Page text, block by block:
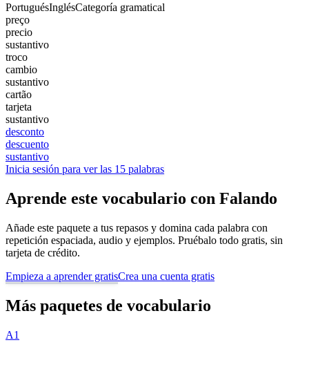
PortuguésInglésCategoría gramatical
preço
precio
sustantivo
troco
cambio
sustantivo
cartão
tarjeta
sustantivo
desconto
descuento
sustantivo
Inicia sesión para ver las 15 palabras
Aprende este vocabulario con Falando
Añade este paquete a tus repasos y domina cada palabra con
repetición espaciada, audio y ejemplos. Pruébalo todo gratis, sin
tarjeta de crédito.
Empieza a aprender gratisCrea una cuenta gratis
Más paquetes de vocabulario
A1